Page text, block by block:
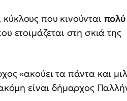
κύκλους που κινούνται πολύ
ετοιμάζεται στη σκιά της
«ακούει τα πάντα και
είναι δήμαρχος